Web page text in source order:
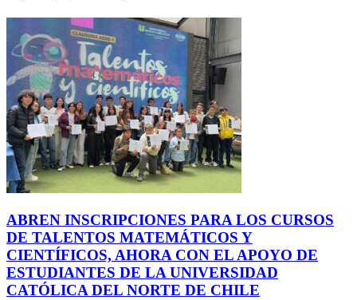
ABREN INSCRIPCIONES PARA LOS CURSOS
DE TALENTOS MATEMÁTICOS Y
CIENTÍFICOS, AHORA CON EL APOYO DE
ESTUDIANTES DE LA UNIVERSIDAD
CATÓLICA DEL NORTE DE CHILE